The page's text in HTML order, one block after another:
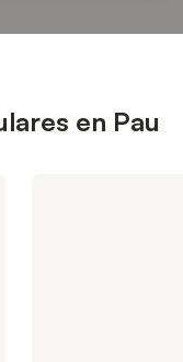
en Pau